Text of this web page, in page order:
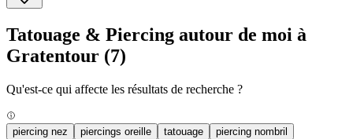
Tatouage & Piercing autour de moi à
Gratentour (7)
Qu'est-ce qui affecte les résultats de recherche ?
piercing nez piercings oreille tatouage
piercing nombril